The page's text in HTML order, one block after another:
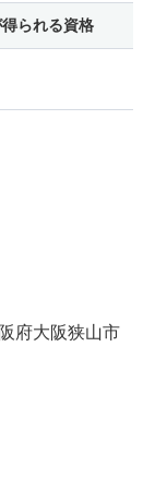
られる資格
府大阪狭山市